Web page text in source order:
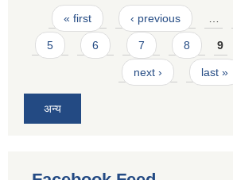
Pages
« first ‹ previous
5 6 7 8 9
next › last »
अन्य